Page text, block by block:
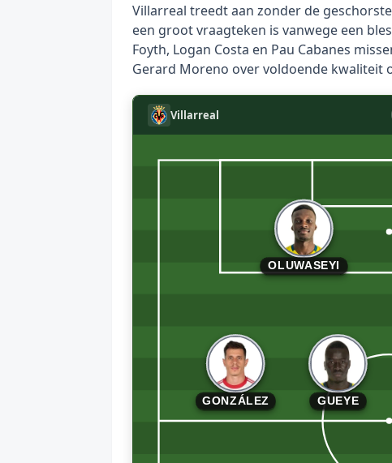
Villarreal treedt aan zonder de
een groot vraagteken is vanwege een
Foyth, Logan Costa en Pau Cabanes
Gerard Moreno over voldoende kwaliteit
Villarreal
GONZÁLEZ GUEYE
OLUWASEYI